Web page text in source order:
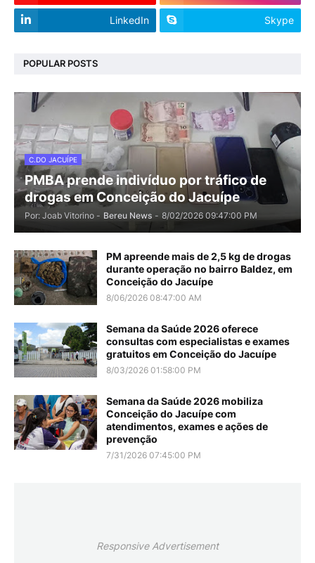
LinkedIn Skype
POPULAR POSTS
C.DO JACUÍPE
PMBA prende indivíduo por tráfico de
drogas em Conceição do Jacuípe
Por: Joab Vitorino - Bereu News - 8/02/2026 09:47:00 PM
PM apreende mais de 2,5 kg de drogas
durante operação no bairro Baldez, em
Conceição do Jacuípe
8/06/2026 08:47:00 AM
Semana da Saúde 2026 oferece
consultas com especialistas e exames
gratuitos em Conceição do Jacuípe
8/03/2026 01:58:00 PM
Semana da Saúde 2026 mobiliza
Conceição do Jacuípe com
atendimentos, exames e ações de
prevenção
7/31/2026 07:45:00 PM
Responsive Advertisement